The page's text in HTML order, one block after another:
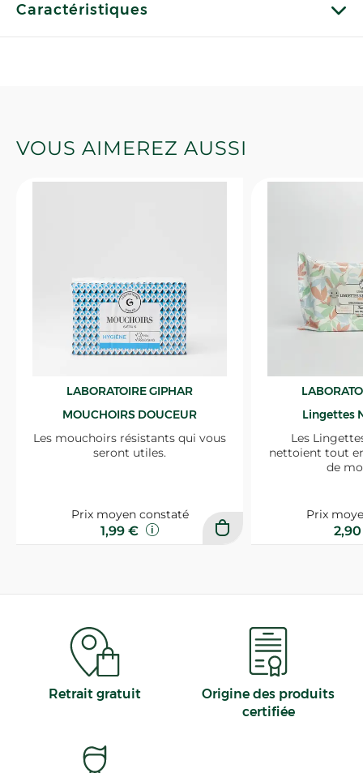
Caractéristiques
VOUS AIMEREZ AUSSI
LABORATOIRE GIPHAR
MOUCHOIRS DOUCEUR
Les mouchoirs résistants qui vous
seront utiles.
Prix moyen constaté
1,99 €
Lingettes
Les
nettoient tout
de
Prix
Retrait gratuit
Origine des produits
certifiée